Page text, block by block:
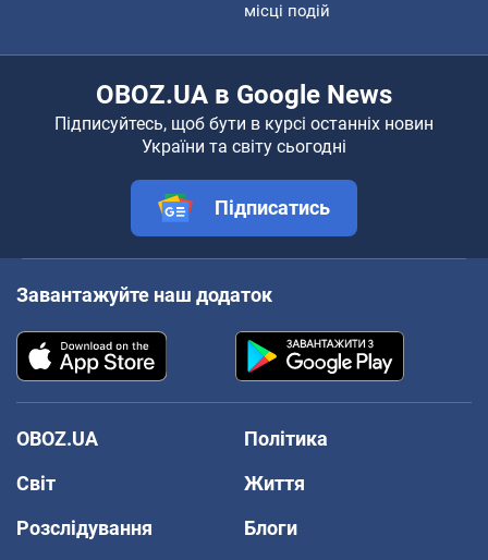
місці подій
OBOZ.UA в Google News
Підписуйтесь, щоб бути в курсі останніх новин
України та світу сьогодні
Підписатись
Завантажуйте наш додаток
OBOZ.UA
Політика
Світ
Життя
Розслідування
Блоги